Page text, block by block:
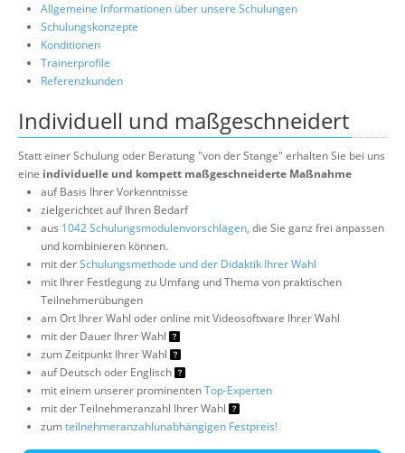
Allgemeine Informationen über unsere Schulungen
Schulungskonzepte
Konditionen
Trainerprofile
Referenzkunden
Individuell und maßgeschneidert
Statt einer Schulung oder Beratung "von der Stange" erhalten Sie bei uns
eine individuelle und kompett maßgeschneiderte Maßnahme
auf Basis Ihrer Vorkenntnisse
zielgerichtet auf Ihren Bedarf
aus 1042 Schulungsmodulenvorschlägen, die Sie ganz frei anpassen
und kombinieren können.
mit derSchulungsmethode und der Didaktik Ihrer Wahl
mit Ihrer Festlegung zu Umfang und Thema von praktischen
Teilnehmerübungen
am Ort Ihrer Wahl oder online mit Videosoftware Ihrer Wahl
mit der Dauer Ihrer Wahl
zum Zeitpunkt Ihrer Wahl
auf Deutsch oder Englisch
mit einem unserer prominentenTop-Experten
mit der Teilnehmeranzahl Ihrer Wahl
zumteilnehmeranzahlunabhängigen Festpreis!